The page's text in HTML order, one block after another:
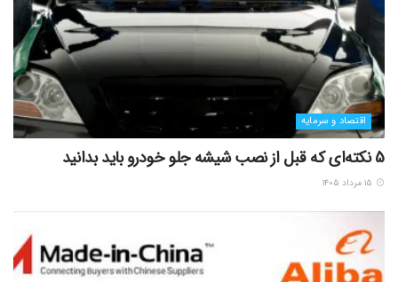
اقتصاد و سرمایه
5 نکته‌ای که قبل از نصب شیشه جلو خودرو باید بدانید